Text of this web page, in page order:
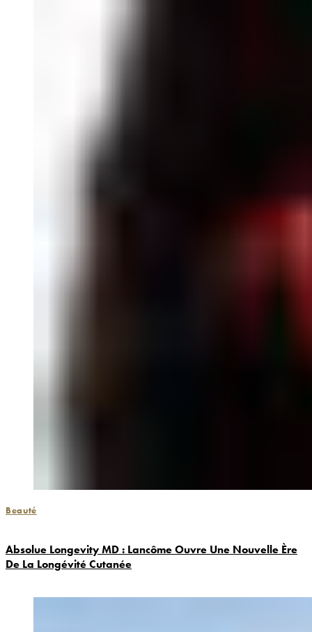
Beauté
Absolue Longevity MD : Lancôme Ouvre Une Nouvelle Ère
De La Longévité Cutanée